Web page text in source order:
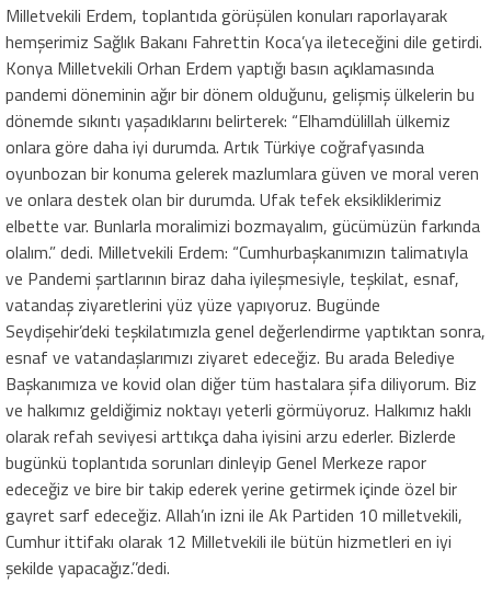
Milletvekili Erdem, toplantıda görüşülen konuları raporlayarak
hemşerimiz Sağlık Bakanı Fahrettin Koca’ya ileteceğini dile getirdi.
Konya Milletvekili Orhan Erdem yaptığı basın açıklamasında
pandemi döneminin ağır bir dönem olduğunu, gelişmiş ülkelerin bu
dönemde sıkıntı yaşadıklarını belirterek: “Elhamdülillah ülkemiz
onlara göre daha iyi durumda. Artık Türkiye coğrafyasında
oyunbozan bir konuma gelerek mazlumlara güven ve moral veren
ve onlara destek olan bir durumda. Ufak tefek eksikliklerimiz
elbette var. Bunlarla moralimizi bozmayalım, gücümüzün farkında
olalım.” dedi. Milletvekili Erdem: “Cumhurbaşkanımızın talimatıyla
ve Pandemi şartlarının biraz daha iyileşmesiyle, teşkilat, esnaf,
vatandaş ziyaretlerini yüz yüze yapıyoruz. Bugünde
Seydişehir’deki teşkilatımızla genel değerlendirme yaptıktan sonra,
esnaf ve vatandaşlarımızı ziyaret edeceğiz. Bu arada Belediye
Başkanımıza ve kovid olan diğer tüm hastalara şifa diliyorum. Biz
ve halkımız geldiğimiz noktayı yeterli görmüyoruz. Halkımız haklı
olarak refah seviyesi arttıkça daha iyisini arzu ederler. Bizlerde
bugünkü toplantıda sorunları dinleyip Genel Merkeze rapor
edeceğiz ve bire bir takip ederek yerine getirmek içinde özel bir
gayret sarf edeceğiz. Allah’ın izni ile Ak Partiden 10 milletvekili,
Cumhur ittifakı olarak 12 Milletvekili ile bütün hizmetleri en iyi
şekilde yapacağız.’’dedi.